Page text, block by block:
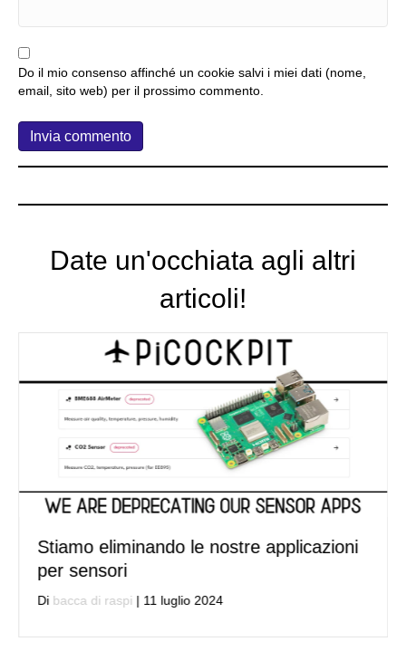
Do il mio consenso affinché un cookie salvi i miei dati (nome,
email, sito web) per il prossimo commento.
Date un'occhiata agli altri
articoli!
Stiamo eliminando le nostre applicazioni
per sensori
Di bacca di raspi | 11 luglio 2024